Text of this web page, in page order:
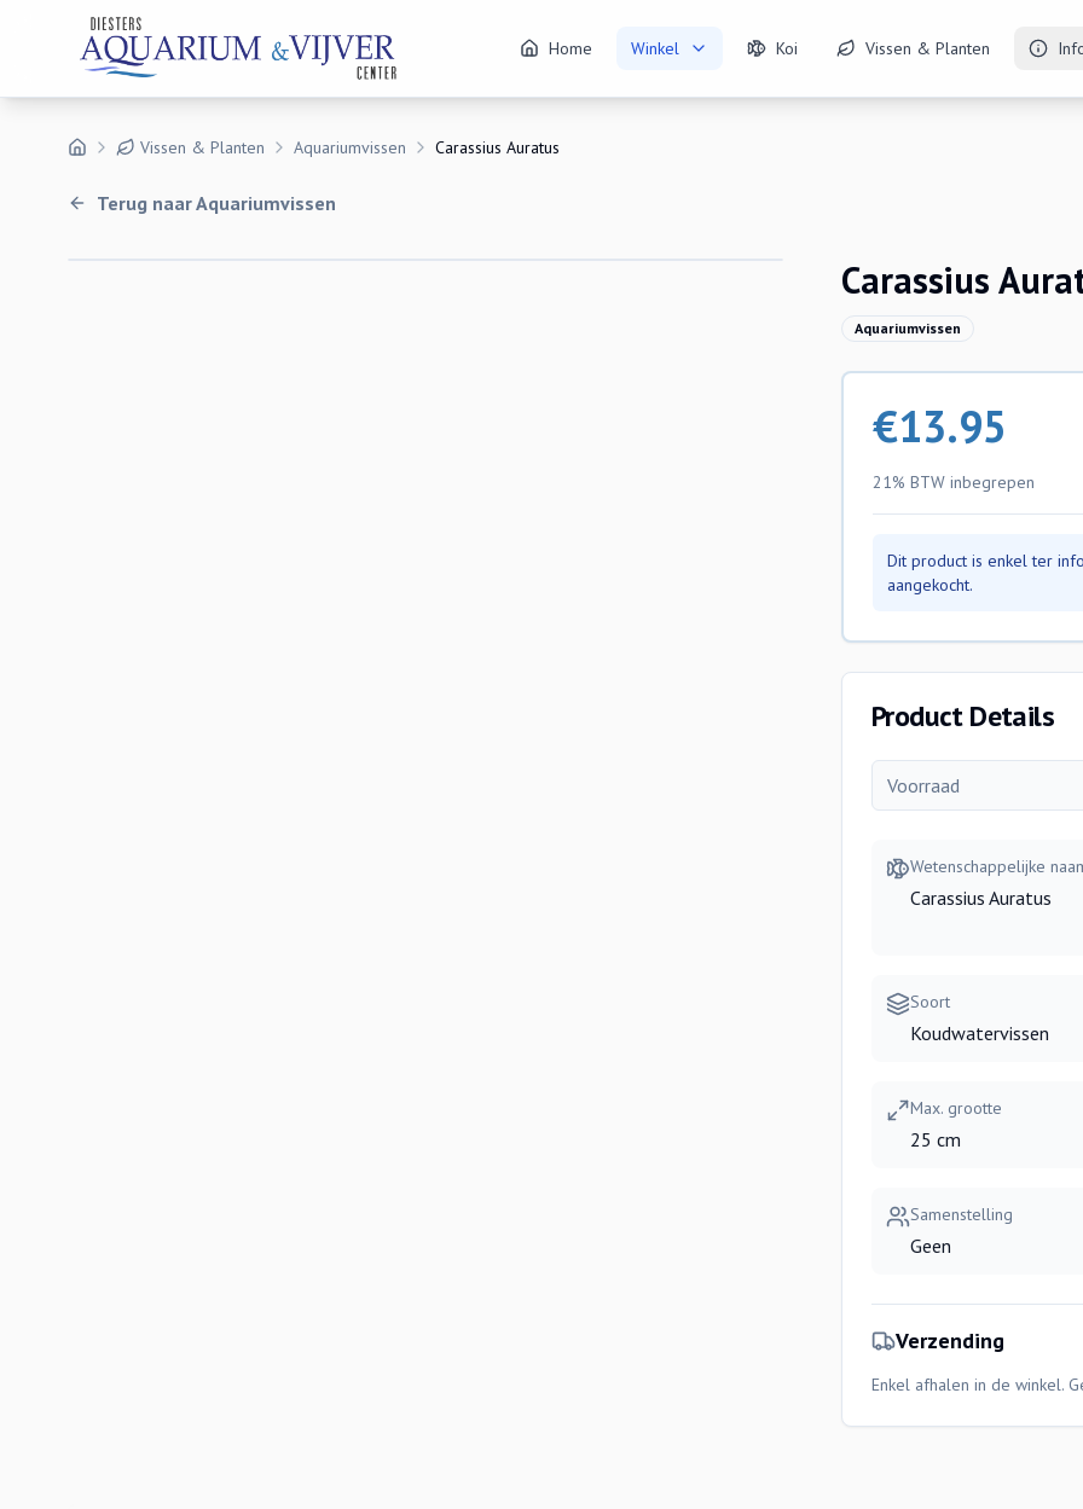
Home Winkel Koi Vissen & Planten
Vissen & Planten Aquariumvissen Carassius Auratus
Terug naarAquariumvissen
Carassius
Aquariumvissen
€13.95
21% BTW inbegrepen
Dit product is enkel ter
aangekocht.
Product Details
Voorraad
Wetenschappelijke
Carassius Auratus
Soort
Koudwatervissen
Max. grootte
25 cm
Samenstelling
Geen
Verzending
Enkel afhalen in de winkel.